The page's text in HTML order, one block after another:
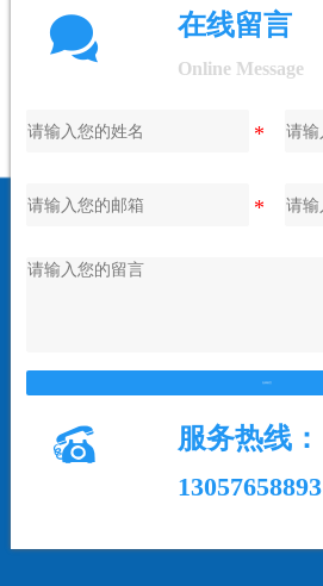
 在线留言
Online Message
 服务热线：
13057658893